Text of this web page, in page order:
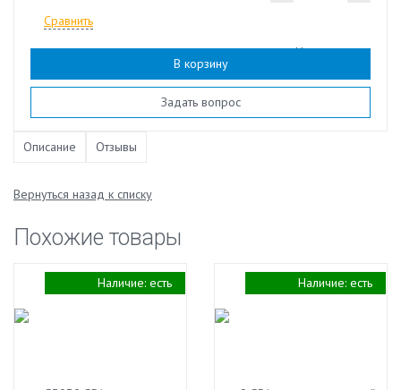
Наличие:есть
Сравнить
В корзину
Задать вопрос
Описание Отзывы
Вернуться назад к списку
Похожие товары
Наличие: есть Наличие: есть